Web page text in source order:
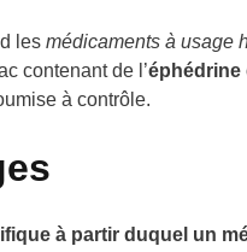
les médicaments à usage
contenant de l’éphédrine
à contrôle.
à partir duquel un